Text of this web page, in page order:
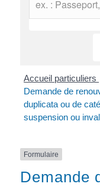
Accueil particuliers
Demande de
duplicata ou de
suspension ou
Formulaire
Demande